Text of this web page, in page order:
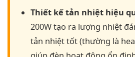
Thiết kế tản nhiệt hiệu
200W tạo ra lượng nhiệt
tản nhiệt tốt (thường là